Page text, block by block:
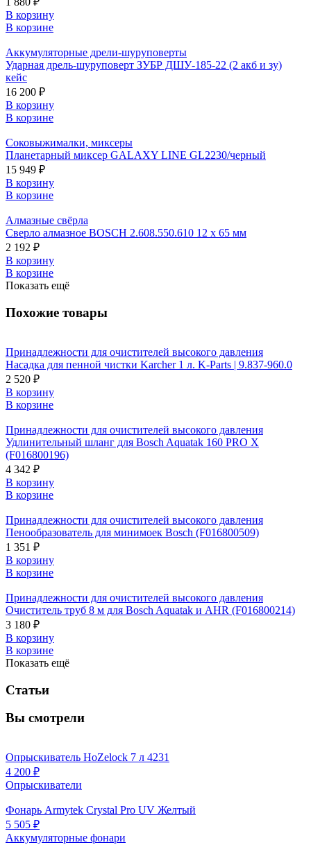
В корзину
В корзине
Аккумуляторные дрели-шуруповерты
Ударная дрель-шуруповерт ЗУБР ДШУ-185-22 (2 акб и зу)
кейс
16 200 ₽
В корзину
В корзине
Соковыжималки, миксеры
Планетарный миксер GALAXY LINE GL2230/черный
15 949 ₽
В корзину
В корзине
Алмазные свёрла
Сверло алмазное BOSCH 2.608.550.610 12 x 65 мм
2 192 ₽
В корзину
В корзине
Показать ещё
Похожие товары
Принадлежности для очистителей высокого давления
Насадка для пенной чистки Karcher 1 л. K-Parts | 9.837-960.0
2 520 ₽
В корзину
В корзине
Принадлежности для очистителей высокого давления
Удлинительный шланг для Bosch Aquatak 160 PRO X
(F016800196)
4 342 ₽
В корзину
В корзине
Принадлежности для очистителей высокого давления
Пенообразователь для минимоек Bosch (F016800509)
1 351 ₽
В корзину
В корзине
Принадлежности для очистителей высокого давления
Очиститель труб 8 м для Bosch Aquatak и AHR (F016800214)
3 180 ₽
В корзину
В корзине
Показать ещё
Статьи
Вы смотрели
Опрыскиватель HoZelock 7 л 4231
4 200 ₽
Опрыскиватели
Фонарь Armytek Crystal Pro UV Желтый
5 505 ₽
Аккумуляторные фонари